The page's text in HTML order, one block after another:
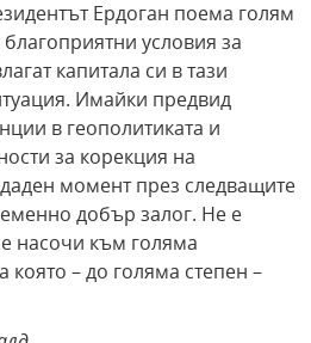
Ердоган поема голям
условия за
капитала си в тази
Имайки предвид
в геополитиката и
за корекция на
момент през следващите
добър залог. Не е
насочи към голяма
която – до голяма степен –